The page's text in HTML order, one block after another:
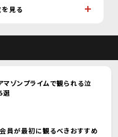
見る
マゾンプライムで観られる泣
選
が最初に観るべきおすすめ